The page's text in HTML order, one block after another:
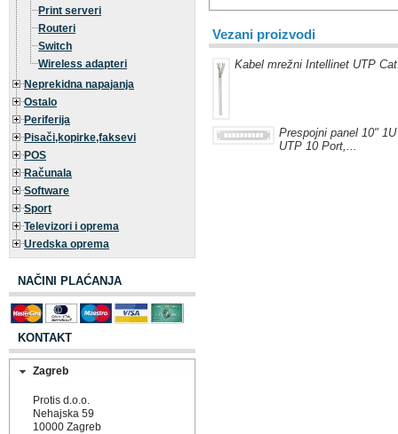
Print serveri
Routeri
Switch
Wireless adapteri
Neprekidna napajanja
Ostalo
Periferija
Pisači,kopirke,faksevi
POS
Računala
Software
Sport
Televizori i oprema
Uredska oprema
NAČINI PLAĆANJA
KONTAKT
Zagreb
Protis d.o.o.
Nehajska 59
10000 Zagreb
Vezani proizvodi
Kabel mrežni Intellinet UTP
Prespojni panel 10"
UTP 10 Port,...